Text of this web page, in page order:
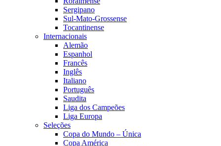
Sergipano
Sul-Mato-Grossense
Tocantinense
Internacionais
Alemão
Espanhol
Francês
Inglês
Italiano
Português
Saudita
Liga dos Campeões
Liga Europa
Seleções
Copa do Mundo – Única
Copa América